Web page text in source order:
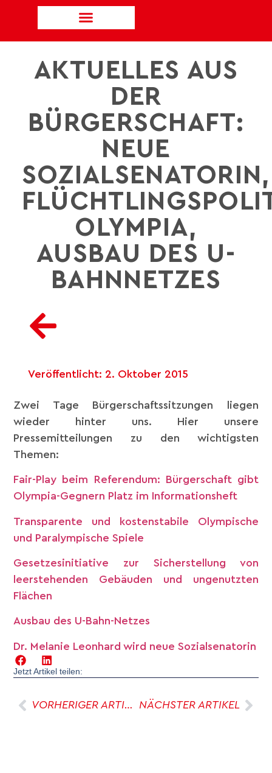
AKTUELLES AUS
DER
BÜRGERSCHAFT:
NEUE
SOZIALSENATORIN,
OLYMPIA,
AUSBAU DES U-
BAHNNETZES
Veröffentlicht: 2. Oktober 2015
Zwei Tage Bürgerschaftssitzungen liegen
wieder hinter uns. Hier unsere
Pressemitteilungen zu den wichtigsten
Themen:
Fair-Play beim Referendum: Bürgerschaft gibt
Olympia-Gegnern Platz im Informationsheft
Transparente und kostenstabile Olympische
und Paralympische Spiele
Gesetzesinitiative zur Sicherstellung von
leerstehenden Gebäuden und ungenutzten
Flächen
Ausbau des U-Bahn-Netzes
Dr. Melanie Leonhard wird neue Sozialsenatorin
Jetzt Artikel teilen:
VORHERIGER ARTIKEL NÄCHSTER ARTIKEL